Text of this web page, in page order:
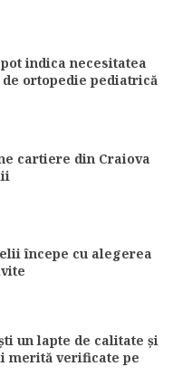
indica necesitatea
ortopedie pediatrică
cartiere din Craiova
începe cu alegerea
un lapte de calitate și
merită verificate pe